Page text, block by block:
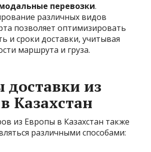
перевозки.
различных видов
позволяет оптимизировать
и сроки доставки, учитывая
маршрута и груза.
доставки из
Казахстан
из Европы в Казахстан также
различными способами: